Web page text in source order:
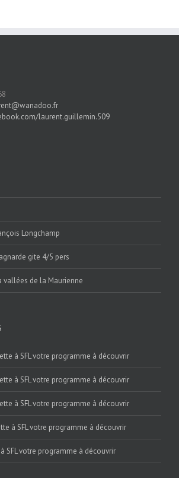
laurent.guillemin.509
Longchamp
gite 4/5 pers
vallées de la Maurienne
à SFL votre programme à découvrir
à SFL votre programme à découvrir
à SFL votre programme à découvrir
à SFL votre programme à découvrir
SFL votre programme à découvrir